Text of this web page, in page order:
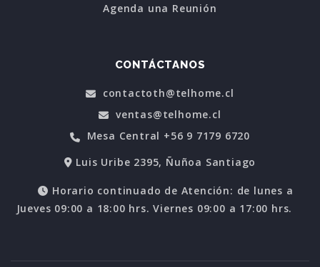
Agenda una Reunión
CONTÁCTANOS
contactoth@telhome.cl
ventas@telhome.cl
Mesa Central +56 9 7179 6720
Luis Uribe 2395, Ñuñoa Santiago
Horario continuado de Atención: de lunes a
Jueves 09:00 a 18:00 hrs. Viernes 09:00 a 17:00 hrs.